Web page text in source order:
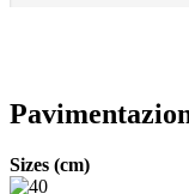
Sizes (cm)